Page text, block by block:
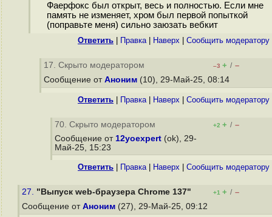
Фаерфокс был открыт, весь и полностью. Если мне
память не изменяет, хром был первой попыткой
(поправьте меня) сильно заюзать вебкит
Ответить Правка| Наверх Cообщить модератору
17. Скрыто модератором –3 + / –
Сообщение от Аноним (10), 29-Май-25, 08:14
Ответить Правка| Наверх Cообщить модератору
70. Скрыто модератором +2 + / –
Сообщение от 12yoexpert (ok), 29-
Май-25, 15:23
Ответить Правка| Наверх Cообщить модератору
27. "Выпуск web-браузера Chrome 137" +1 + / –
Сообщение от Аноним (27), 29-Май-25, 09:12